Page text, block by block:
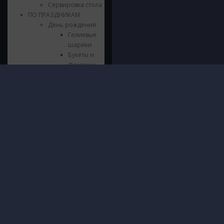
Сервировка стола
ПО ПРАЗДНИКАМ
День рождения
Гелиевые
шарики
Букеты и
Фонтаны